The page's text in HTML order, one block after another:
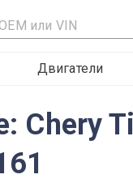
Двигатели
Chery